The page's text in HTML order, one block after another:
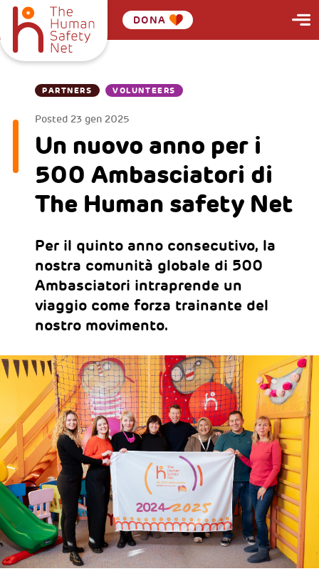
DONA
PARTNERS VOLUNTEERS
Posted 23 gen 2025
Un nuovo anno per i
500 Ambasciatori di
The Human safety Net
Per il quinto anno consecutivo, la
nostra comunità globale di 500
Ambasciatori intraprende un
viaggio come forza trainante del
nostro movimento.